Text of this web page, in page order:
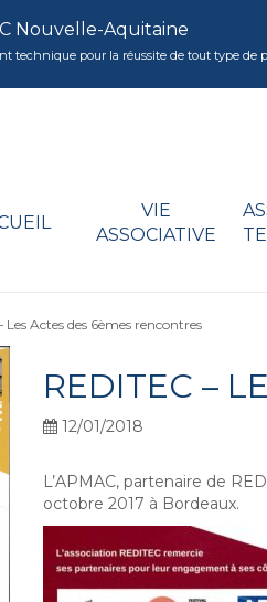
Nouvelle-Aquitaine
technique pour la réussite de tout type de
VIE
ASSOCIATIVE
Les Actes des 6èmes rencontres
REDITEC –
12/01/2018
L’APMAC, partenaire de
octobre 2017 à Bordeaux.